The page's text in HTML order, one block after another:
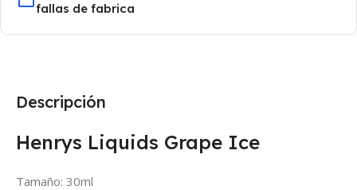
fallas de fabrica
Descripción
Henrys Liquids Grape Ice
Tamaño: 30ml